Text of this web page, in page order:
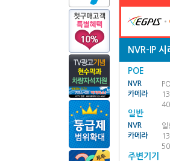
NVR-IP 시
POE
NVR
카메라
일반
NVR
일
카메라
주변기기